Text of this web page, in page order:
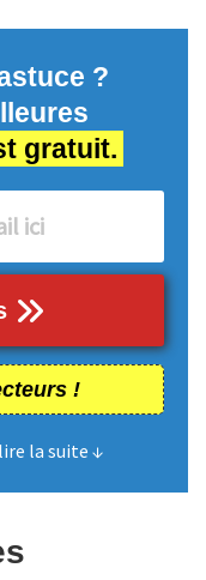
?
gratuit.
!
la suite ↓